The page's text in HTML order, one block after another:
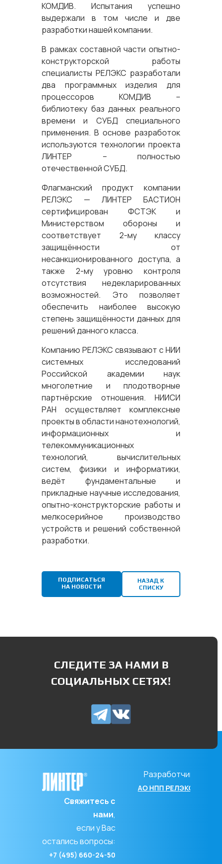
КОМДИВ. Испытания успешно
выдержали в том числе и две
разработки нашей компании.
В рамках составной части опытно-
конструкторской работы
специалисты РЕЛЭКС разработали
два программных изделия для
процессоров КОМДИВ –
библиотеку баз данных реального
времени и СУБД специального
применения. В основе разработок
используются технологии проекта
ЛИНТЕР – полностью
отечественной СУБД.
Флагманский продукт компании
РЕЛЭКС — ЛИНТЕР БАСТИОН
сертифицирован ФСТЭК и
Министерством обороны и
соответствует 2-му классу
защищённости от
несанкционированного доступа, а
также 2-му уровню контроля
отсутствия недекларированных
возможностей. Это позволяет
обеспечить наиболее высокую
степень защищённости данных для
решений данного класса.
Компанию РЕЛЭКС связывают с НИИ
системных исследований
Российской академии наук
многолетние и плодотворные
партнёрские отношения. НИИСИ
РАН осуществляет комплексные
проекты в области нанотехнологий,
информационных и
телекоммуникационных
технологий, вычислительных
систем, физики и информатики,
ведёт фундаментальные и
прикладные научные исследования,
опытно-конструкторские работы и
мелкосерийное производство
устройств и решений собственной
разработки.
ПОДПИСАТЬСЯ
НА НОВОСТИ
НАЗАД К
СПИСКУ
СЛЕДИТЕ ЗА НАМИ В
СОЦИАЛЬНЫХ СЕТЯХ!
Разработчик
АО НПП РЕЛЭКС
Свяжитесь с
нами,
если у Вас
остались вопросы:
+7 (495) 660-24-50